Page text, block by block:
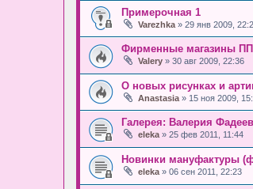
Примерочная 1
Varezhka » 29 янв 2009,
Фирменные магазины
Valery » 30 авг 2009, 22:36
О новых рисунках и
Anastasia » 15 ноя 2009,
Галерея: Валерия
eleka» 25 фев 2011, 11:44
Новинки мануфактуры
eleka » 06 сен 2011, 22:23